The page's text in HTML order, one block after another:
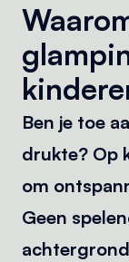
Ben je toe
drukte? Op
om
Geen